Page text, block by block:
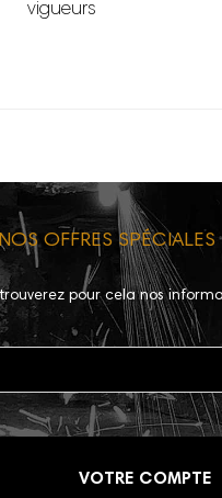
vigueurs
OFFRES SPÉCIALES
pour cela nos
VOTRE COMPTE